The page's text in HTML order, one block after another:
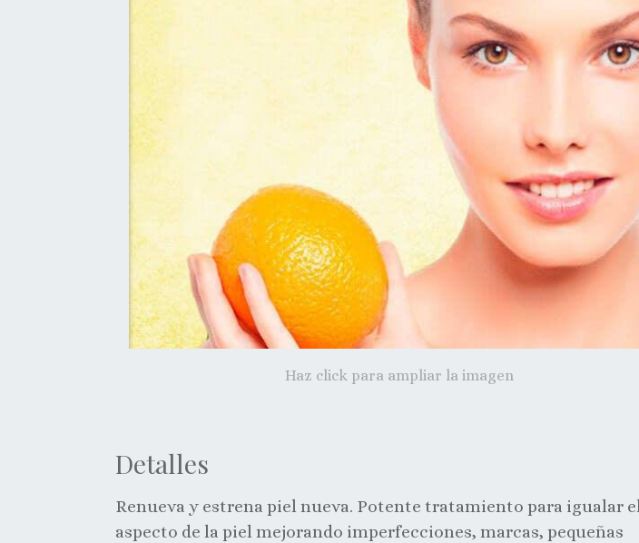
Haz click para ampliar la imagen
Detalles
Renueva y estrena piel nueva. Potente tratamiento para igualar el
aspecto de la piel mejorando imperfecciones, marcas, pequeñas